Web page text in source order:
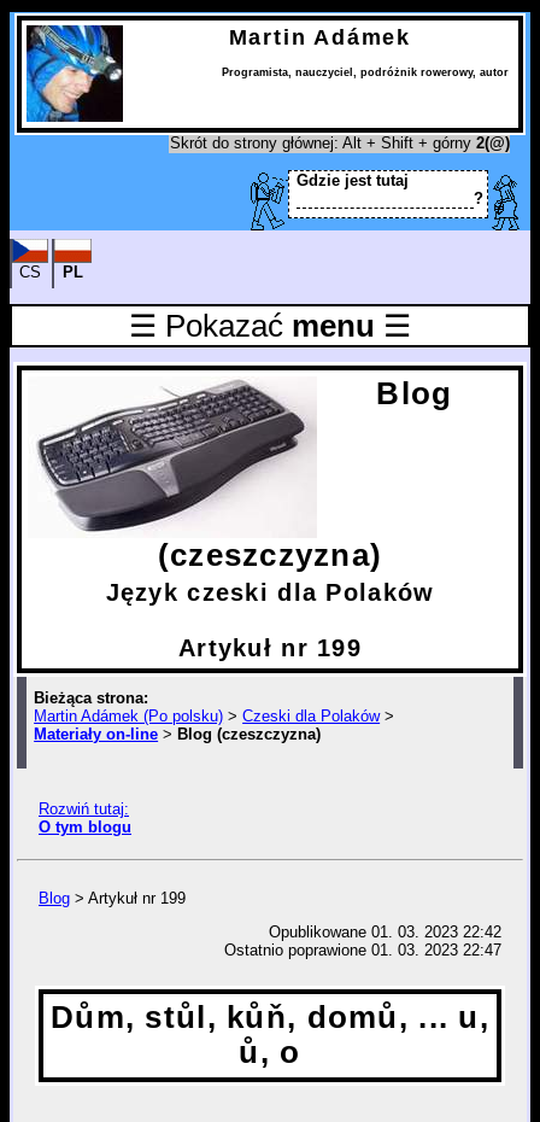
Martin Adámek
Programista, nauczyciel podróżnik rowerowy, autor
Skrót do strony głównej: Alt + Shift + górny 2(@)
Gdzie jest tutaj
?
CS PL
☰ Pokazać menu ☰
Blog
(czeszczyzna)
Język czeski dla Polaków
Artykuł nr 199
Bieżąca strona:
Martin Adámek (Po polsku) >Czeski dla Polaków>
Materiały on-line >Blog (czeszczyzna)
Rozwiń tutaj:
O tym blogu
Blog > Artykuł nr 199
Opublikowane 01. 03. 2023 22:42
Ostatnio poprawione 01. 03. 2023 22:47
Dům, stůl, kůň, domů, ... u,
ů, o